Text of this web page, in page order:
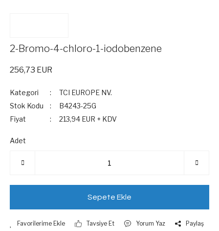
2-Bromo-4-chloro-1-iodobenzene
256,73 EUR
Kategori
TCI EUROPE NV.
Stok Kodu
B4243-25G
Fiyat
213,94 EUR + KDV
Adet
Sepete Ekle
Tavsiye Et Yorum Yaz Paylaş